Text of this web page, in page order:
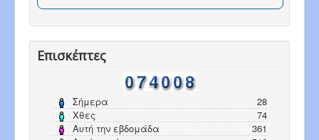
Επισκέπτες
Σήμερα
28
Χθες
74
Αυτή την εβδομάδα
361